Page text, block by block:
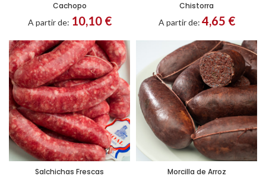
Cachopo
A partir de: 10,10 €
Chistorra
A partir de: 4,65 €
Salchichas Frescas
Morcilla de Arroz